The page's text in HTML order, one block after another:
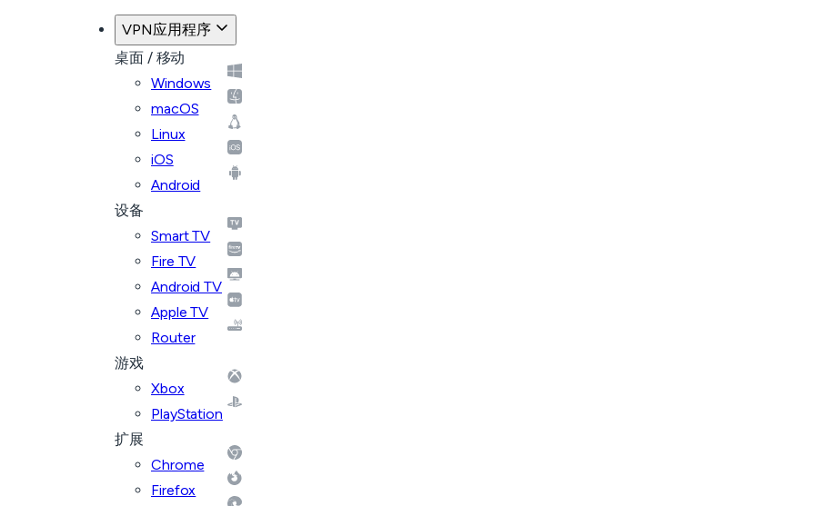
VPN应用程序
桌面 / 移动
Windows
macOS
Linux
iOS
Android
设备
Smart TV
Fire TV
Android TV
Apple TV
Router
游戏
Xbox
PlayStation
扩展
Chrome
Firefox